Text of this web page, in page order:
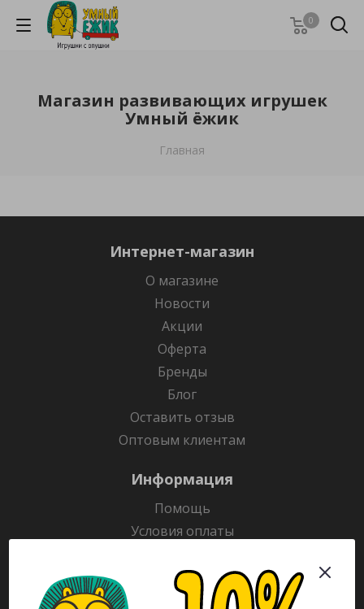
0
Магазин развивающих игрушек
Умный ёжик
Главная
Интернет-магазин
О магазине
Новости
Акции
Оферта
Бренды
Блог
Оставить отзыв
Оптовым клиентам
Информация
Помощь
Условия оплаты
Гарантия на товар
Раскраски